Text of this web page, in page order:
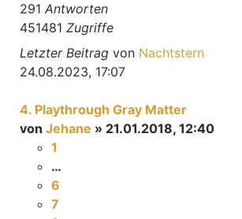
291 Antworten
451481 Zugriffe
Letzter Beitrag von Nachtstern
24.08.2023, 17:07
4. Playthrough Gray Matter
von Jehane » 21.01.2018, 12:40
1
…
6
7